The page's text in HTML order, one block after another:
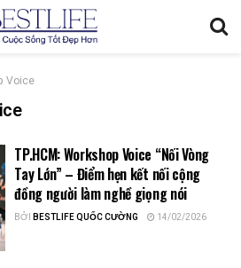
Voice
TP.HCM: Workshop Voice “Nối Vòng
Tay Lớn” – Điểm hẹn kết nối cộng
đồng người làm nghề giọng nói
BỞI BESTLIFE QUỐC CƯỜNG 14/02/2026